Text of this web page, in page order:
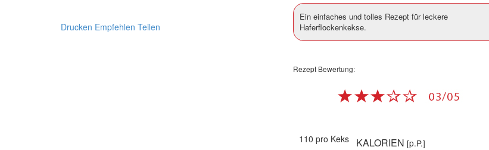
Drucken Empfehlen Teilen
Ein einfaches und tolles Rezept für leckere
Haferflockenkekse.
Rezept Bewertung:
110 pro Keks KALORIEN [p.P.]